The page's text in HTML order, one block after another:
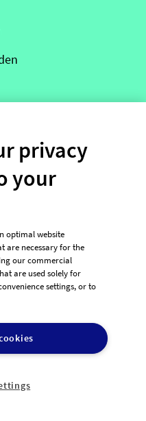
privacy
your
optimal website
are necessary for the
our commercial
are used solely for
settings, or to